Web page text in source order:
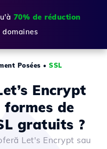
70% de réduction
Posées • SSL
Encrypt
de
gratuits ?
Let's Encrypt sau